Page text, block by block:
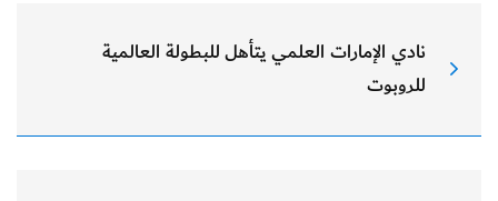
نادي الإمارات العلمي يتأهل للبطولة العالمية
للروبوت